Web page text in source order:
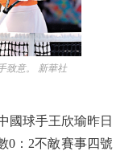
致意。 新華社
球手王欣瑜昨日
0：2不敵賽事四號